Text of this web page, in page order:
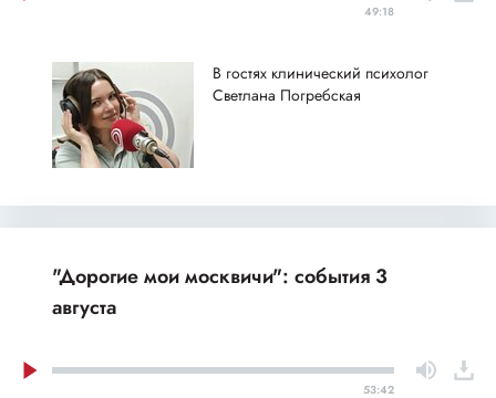
49:18
В гостях клинический психолог
Светлана Погребская
"Дорогие мои москвичи": события 3
августа
53:42